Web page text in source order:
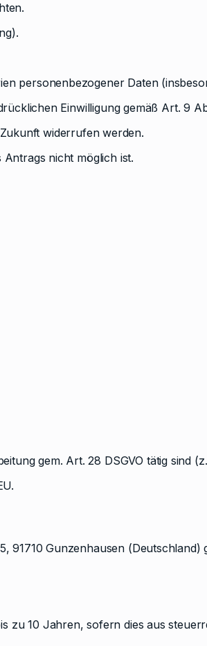
personenbezogener Daten
Einwilligung gemäß Art. 9
widerrufen werden.
nicht möglich ist.
gem. Art. 28 DSGVO tätig sind
91710 Gunzenhausen
zu 10 Jahren, sofern dies aus